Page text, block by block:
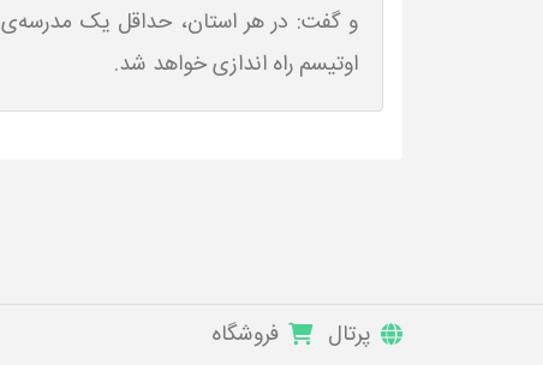
و گفت: در هر استان، حداقل یک مدرسه‌ی
اوتیسم راه اندازی خواهد شد.
پرتال فروشگاه